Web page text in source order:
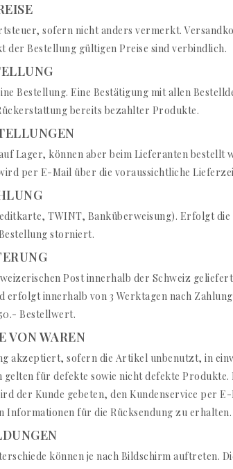
sofern nicht anders vermerkt.
der Bestellung gültigen Preise sind verbindlich.
Bestellung. Eine Bestätigung mit allen
bereits bezahlter Produkte.
Lager, können aber beim Lieferanten bestellt
per E-Mail über die voraussichtliche
TWINT, Banküberweisung). Erfolgt
storniert.
Post innerhalb der Schweiz
erfolgt innerhalb von 3 Werktagen nach
Bestellwert.
VON WAREN
akzeptiert, sofern die Artikel unbenutzt, in
für defekte sowie nicht defekte Produkte.
der Kunde gebeten, den Kundenservice per
Informationen für die Rücksendung zu erhalten.
können je nach Bildschirm auftreten.